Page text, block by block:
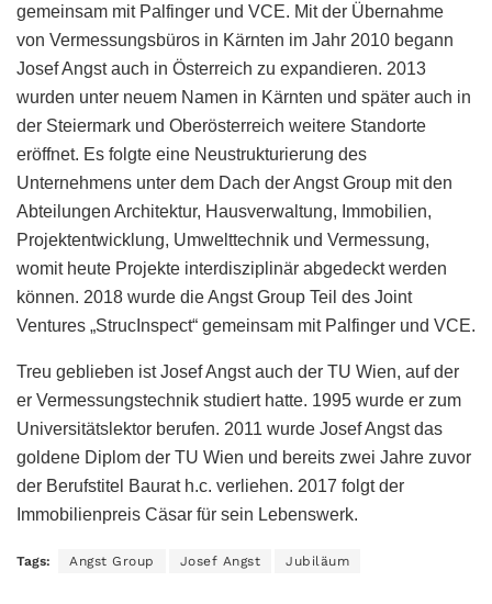
gemeinsam mit Palfinger und VCE. Mit der Übernahme
von Vermessungsbüros in Kärnten im Jahr 2010 begann
Josef Angst auch in Österreich zu expandieren. 2013
wurden unter neuem Namen in Kärnten und später auch in
der Steiermark und Oberösterreich weitere Standorte
eröffnet. Es folgte eine Neustrukturierung des
Unternehmens unter dem Dach der Angst Group mit den
Abteilungen Architektur, Hausverwaltung, Immobilien,
Projektentwicklung, Umwelttechnik und Vermessung,
womit heute Projekte interdisziplinär abgedeckt werden
können. 2018 wurde die Angst Group Teil des Joint
Ventures „StrucInspect“ gemeinsam mit Palfinger und VCE.
Treu geblieben ist Josef Angst auch der TU Wien, auf der
er Vermessungstechnik studiert hatte. 1995 wurde er zum
Universitätslektor berufen. 2011 wurde Josef Angst das
goldene Diplom der TU Wien und bereits zwei Jahre zuvor
der Berufstitel Baurat h.c. verliehen. 2017 folgt der
Immobilienpreis Cäsar für sein Lebenswerk.
Tags: Angst Group Josef Angst Jubiläum